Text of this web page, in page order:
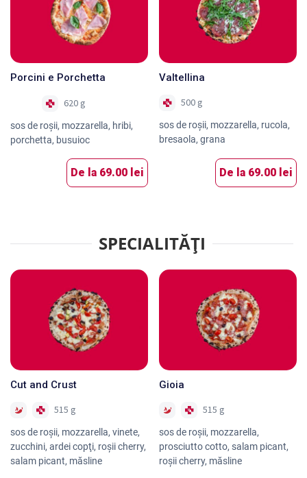
Porcini e Porchetta
620 g
sos de roşii, mozzarella, hribi,
porchetta, busuioc
De la 69.00 lei
Valtellina
500 g
sos de roşii, mozzarella, rucola,
bresaola, grana
De la 69.00 lei
SPECIALITĂȚI
Cut and Crust
515 g
sos de roşii, mozzarella, vinete,
zucchini, ardei copţi, roşii cherry,
salam picant, măsline
Gioia
515 g
sos de roşii, mozzarella,
prosciutto cotto, salam picant,
roşii cherry, măsline